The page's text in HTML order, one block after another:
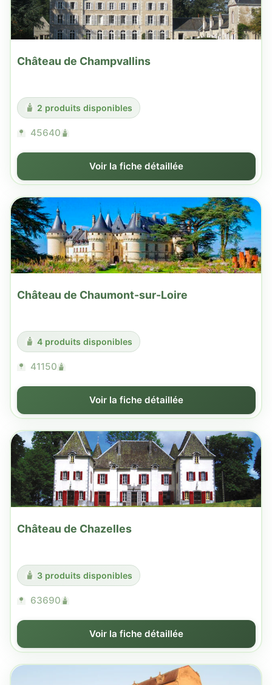
Château de Champvallins
2 produits disponibles
45640
Voir la fiche détaillée
Château de Chaumont-sur-Loire
4 produits disponibles
41150
Voir la fiche détaillée
Château de Chazelles
3 produits disponibles
63690
Voir la fiche détaillée